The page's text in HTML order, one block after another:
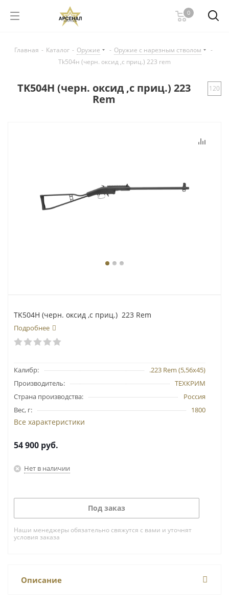
0
Главная - Каталог - Оружие - Оружие с нарезным стволом
-
Tk504н (черн. оксид ,с приц.) 223 rem
TK504Н (черн. оксид ,с приц.) 223
Rem
120
TK504Н (черн. оксид ,с приц.) 223 Rem
Подробнее
Калибр:
.223 Rem (5,56х45)
Производитель:
ТЕХКРИМ
Страна производства:
Россия
Вес, г:
1800
Все характеристики
54 900 руб.
Нет в наличии
Под заказ
Наши менеджеры обязательно свяжутся с вами и уточнят
условия заказа
Описание